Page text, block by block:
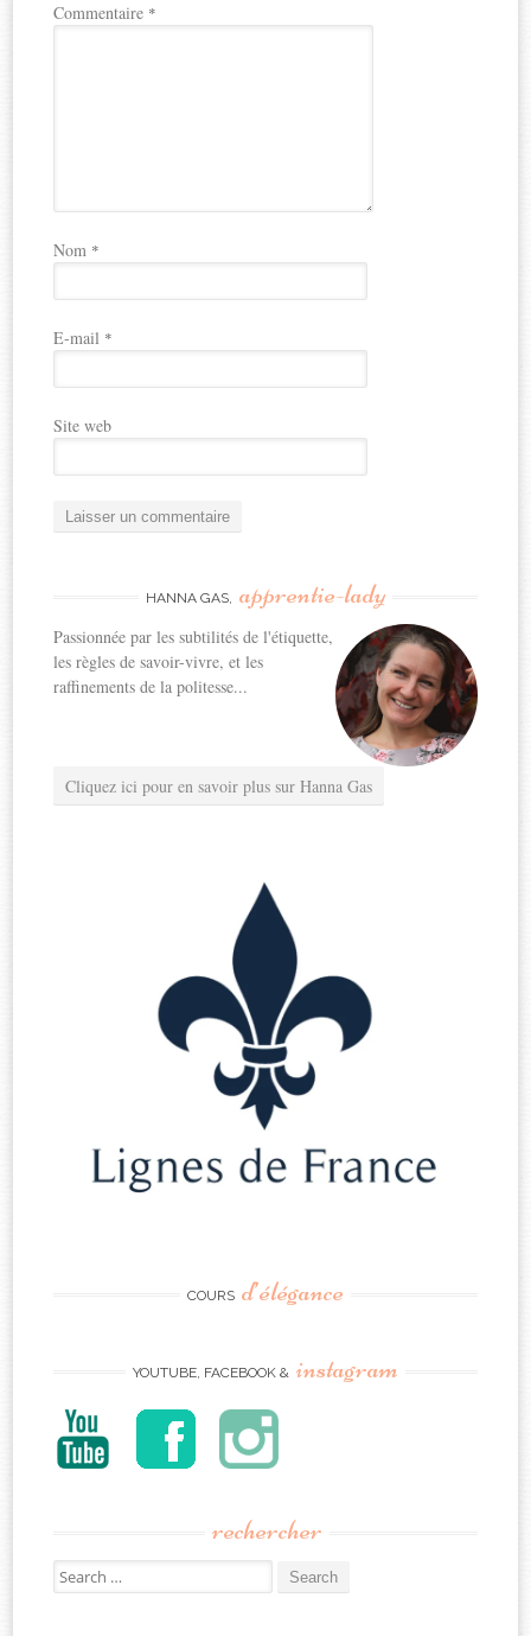
Commentaire *
Nom *
E-mail *
Site web
HANNA GAS, apprentie-lady
Passionnée par les subtilités de l'étiquette,
les règles de savoir-vivre, et les
raffinements de la politesse...
Cliquez ici pour en savoir plus sur Hanna Gas
COURS d’élégance
YOUTUBE, FACEBOOK & instagram
rechercher
Search
for: